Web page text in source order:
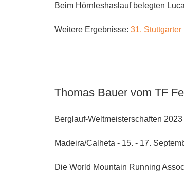
Beim Hörnleshaslauf belegten
Weitere Ergebnisse: 31.
Thomas Bauer vom TF
Berglauf-Weltmeisterschaften 2023
Madeira/Calheta - 15. - 17.
Die World Mountain Running